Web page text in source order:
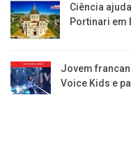
Ciência
Portinari em
Jovem
Voice Kids e